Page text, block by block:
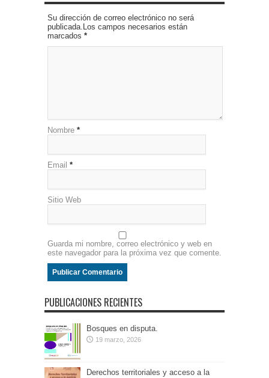
Su dirección de correo electrónico no será
publicada.Los campos necesarios están
marcados *
Nombre *
Email *
Sitio Web
Guarda mi nombre, correo electrónico y web en
este navegador para la próxima vez que comente.
PUBLICACIONES RECIENTES
Bosques en disputa.
19 marzo, 2026
Derechos territoriales y acceso a la